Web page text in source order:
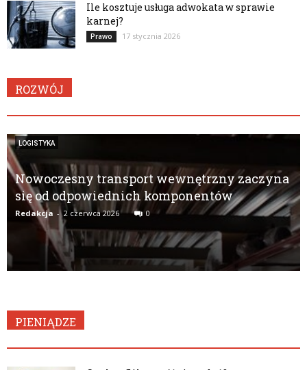
Ile kosztuje usługa adwokata w sprawie
karnej?
Prawo 17 stycznia 2026
ROZWÓJ
LOGISTYKA
Nowoczesny transport wewnętrzny zaczyna
się od odpowiednich komponentów
Redakcja - 2 czerwca 2026 0
PIENIĄDZE